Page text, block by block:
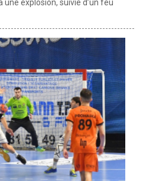
une explosion, suivie d’un feu